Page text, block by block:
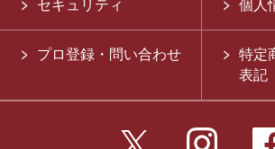
セキュリティ 個人
プロ登録・問い合わせ
特定
表記